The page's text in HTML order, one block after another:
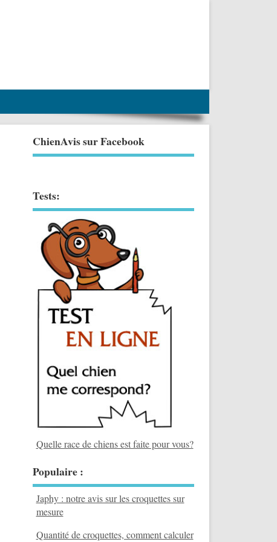
ChienAvis sur Facebook
Tests:
Quelle race de chiens est faite pour vous?
Populaire :
Japhy : notre avis sur les croquettes sur
mesure
Quantité de croquettes, comment calculer